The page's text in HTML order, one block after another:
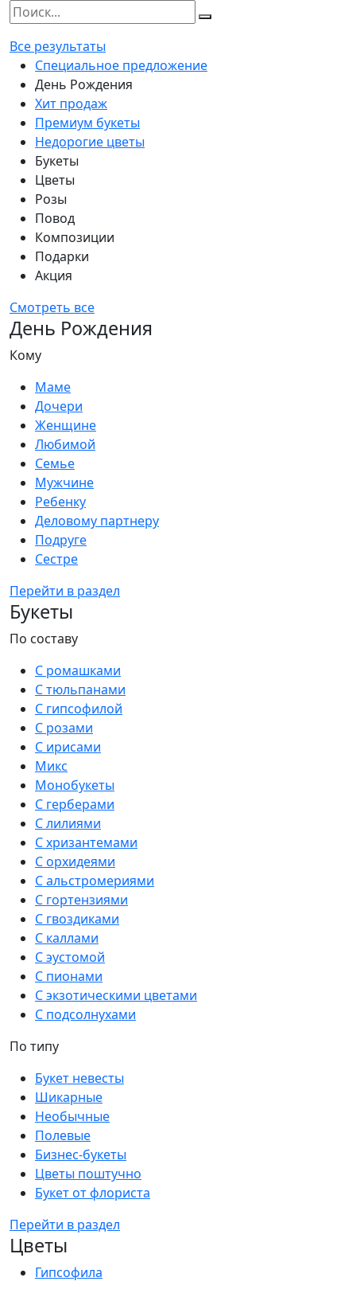
Все результаты
Специальное предложение
День Рождения
Хит продаж
Премиум букеты
Недорогие цветы
Букеты
Цветы
Розы
Повод
Композиции
Подарки
Акция
Смотреть все
День Рождения
Кому
Маме
Дочери
Женщине
Любимой
Семье
Мужчине
Ребенку
Деловому партнеру
Подруге
Сестре
Перейти в раздел
Букеты
По составу
С ромашками
С тюльпанами
С гипсофилой
С розами
С ирисами
Микс
Монобукеты
С герберами
С лилиями
С хризантемами
С орхидеями
С альстромериями
С гортензиями
С гвоздиками
С каллами
С эустомой
С пионами
С экзотическими цветами
С подсолнухами
По типу
Букет невесты
Шикарные
Необычные
Полевые
Бизнес-букеты
Цветы поштучно
Букет от флориста
Перейти в раздел
Цветы
Гипсофила